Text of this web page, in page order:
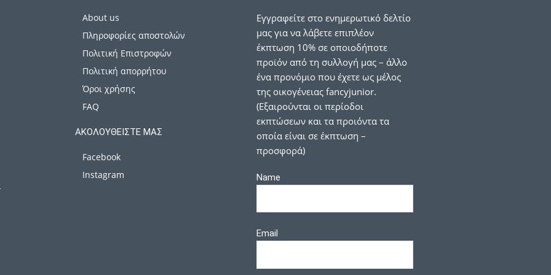
About us
Πληροφορίες αποστολών
Πολιτική Επιστροφών
Πολιτική απορρήτου
Όροι χρήσης
FAQ
ΑΚΟΛΟΥΘΕΊΣΤΕ ΜΑΣ
Facebook
Instagram
Εγγραφείτε στο ενημερωτικό δελτίο
μας για να λάβετε επιπλέον
έκπτωση 10% σε οποιοδήποτε
προϊόν από τη συλλογή μας – άλλο
ένα προνόμιο που έχετε ως μέλος
της οικογένειας fancyjunior.
(Εξαιρούνται οι περίοδοι
εκπτώσεων και τα προιόντα τα
οποία είναι σε έκπτωση –
προσφορά)
Name
Email